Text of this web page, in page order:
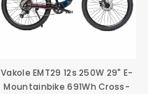
Vakole EMT29 12s 250W 29" E-
Mountainbike 691Wh Cross-